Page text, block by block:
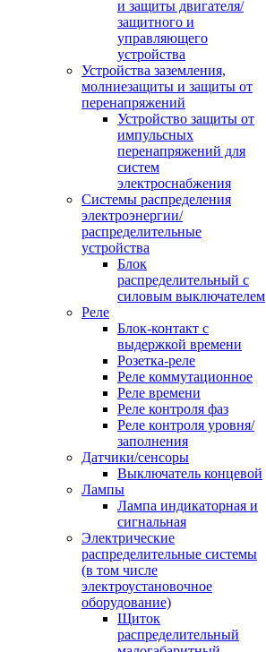
и защиты двигателя/
защитного и
управляющего
устройства
Устройства заземления,
молниезащиты и защиты от
перенапряжений
Устройство защиты от
импульсных
перенапряжений для
систем
электроснабжения
Системы распределения
электроэнергии/
распределительные
устройства
Блок
распределительный с
силовым выключателем
Реле
Блок-контакт с
выдержкой времени
Розетка-реле
Реле коммутационное
Реле времени
Реле контроля фаз
Реле контроля уровня/
заполнения
Датчики/сенсоры
Выключатель концевой
Лампы
Лампа индикаторная и
сигнальная
Электрические
распределительные системы
(в том числе
электроустановочное
оборудование)
Щиток
распределительный